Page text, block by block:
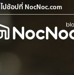
ไปช้อปที่ NocNoc.com